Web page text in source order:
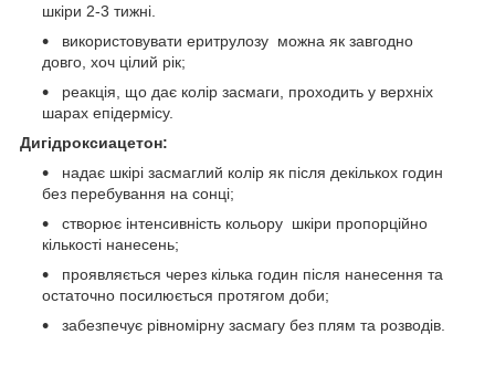
шкіри 2-3 тижні.
використовувати еритрулозу можна як завгодно
довго, хоч цілий рік;
реакція, що дає колір засмаги, проходить у верхніх
шарах епідермісу.
Дигідроксиацетон:
надає шкірі засмаглий колір як після декількох годин
без перебування на сонці;
створює інтенсивність кольору шкіри пропорційно
кількості нанесень;
проявляється через кілька годин після нанесення та
остаточно посилюється протягом доби;
забезпечує рівномірну засмагу без плям та розводів.